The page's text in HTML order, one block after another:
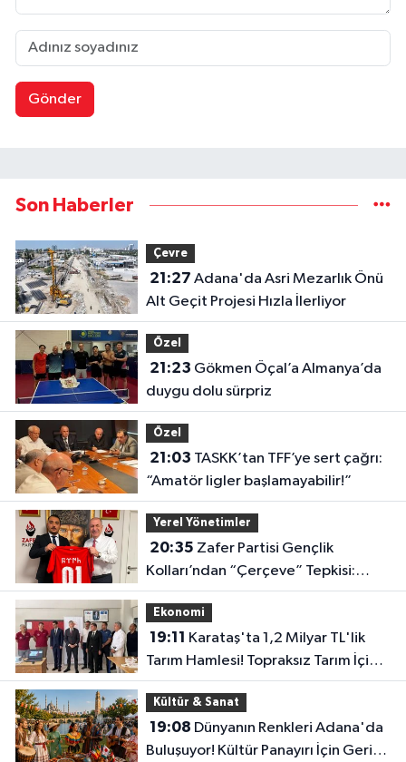
Gönder
Son Haberler
Çevre
21:27
Alt Geçit Projesi Hızla İlerliyor
Özel
21:23
duygu dolu sürpriz
Özel
21:03
“Amatör ligler başlamayabilir!”
Yerel Yönetimler
20:35
Kolları’ndan “Çerçeve” Tepkisi:
“Türkiye’nin Geleceği Pazarlık
Konusu Yapılamaz”
Ekonomi
19:11
Tarım Hamlesi! Topraksız Tarım İçin
Eğitimler Başladı
Kültür & Sanat
19:08
Buluşuyor! Kültür Panayırı İçin Geri